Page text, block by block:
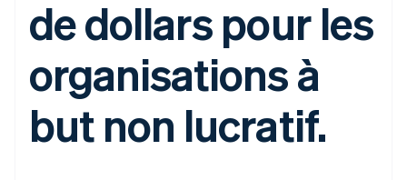
Moyens de
paiement
de 125
Terminal
Paiements en
personne
Authorization
Comptabilité
automatisée
Stripe Sigma
Rapports
personnalisés
Data Pipeline
Synchronisation
des données
l’application
Marketplaces
Gestion financière
Plateformes
SaaS
Gérer des
abonnements
Proposer une
facturation à l'usage
Émettre des cartes
bancaires adossées à
des stablecoins
Fournir et gérer des
services avec des
Entreprise
Feuille de route
produits
Sessions : conférence
annuelle
Carrières
Communiqués de
de dollars pour les
organisations à
but non lucratif.